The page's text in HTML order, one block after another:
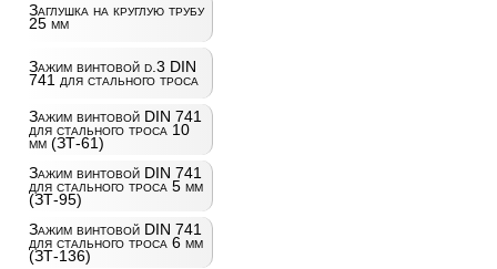
Заглушка на круглую трубу
25 мм
Зажим винтовой d.3 DIN
741 для стального троса
Зажим винтовой DIN 741
для стального троса 10
мм (ЗТ-61)
Зажим винтовой DIN 741
для стального троса 5 мм
(ЗТ-95)
Зажим винтовой DIN 741
для стального троса 6 мм
(ЗТ-136)